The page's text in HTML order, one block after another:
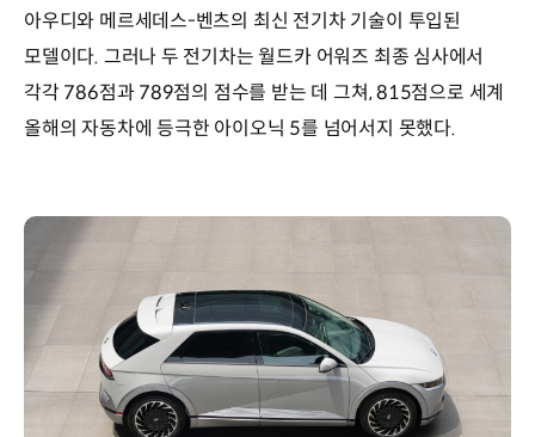
아우디와 메르세데스-벤츠의 최신 전기차 기술이 투입된
모델이다. 그러나 두 전기차는 월드카 어워즈 최종 심사에서
각각 786점과 789점의 점수를 받는 데 그쳐, 815점으로 세계
올해의 자동차에 등극한 아이오닉 5를 넘어서지 못했다.